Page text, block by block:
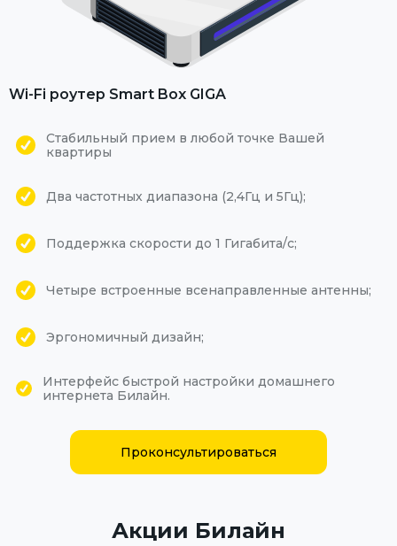
Wi-Fi роутер Smart Box GIGA
Стабильный прием в любой точке Вашей
квартиры
Два частотных диапазона (2,4Гц и 5Гц);
Поддержка скорости до 1 Гигабита/с;
Четыре встроенные всенаправленные антенны;
Эргономичный дизайн;
Интерфейс быстрой настройки домашнего
интернета Билайн.
Проконсультироваться
Акции Билайн